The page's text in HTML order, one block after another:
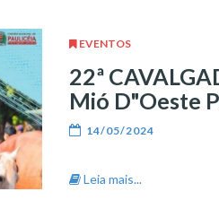
EVENTOS
22ª
Mió D"Oeste
14/05/2024
Leia mais...